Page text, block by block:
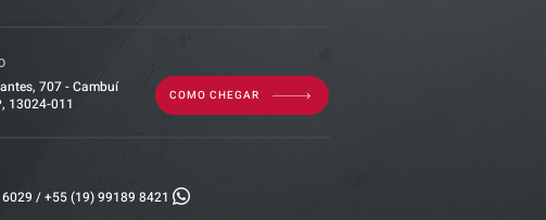
707 - Cambuí
13024-011
COMO CHEGAR
/+55 (19) 99189 8421